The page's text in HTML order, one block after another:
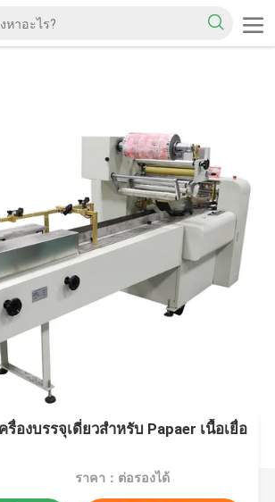
รื่องบรรจุเดี่ยวสำหรับ Papaer เนื้อเยื่อ
ราคา：ต่อรองได้